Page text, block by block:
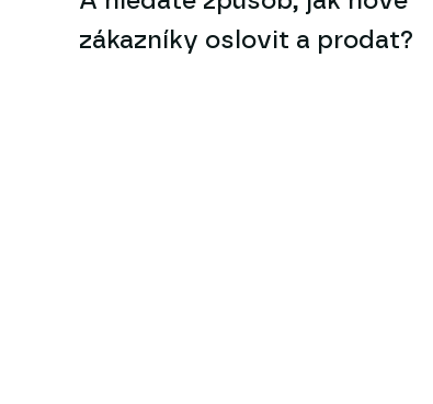
zákazníky oslovit a prodat?